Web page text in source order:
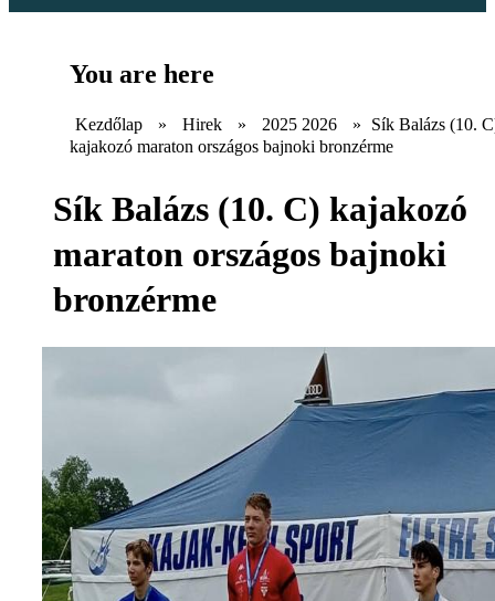
You are here
Kezdőlap » Hirek » 2025 2026 »
Sík Balázs (10.
kajakozó maraton országos bajnoki bronzérme
Sík Balázs (10. C) kajakozó
maraton országos bajnoki
bronzérme